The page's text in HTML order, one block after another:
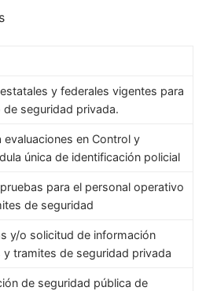
y federales vigentes para
seguridad privada.
en Control y
única de identificación policial
para el personal operativo
de seguridad
y/o solicitud de información
tramites de seguridad privada
de seguridad pública de